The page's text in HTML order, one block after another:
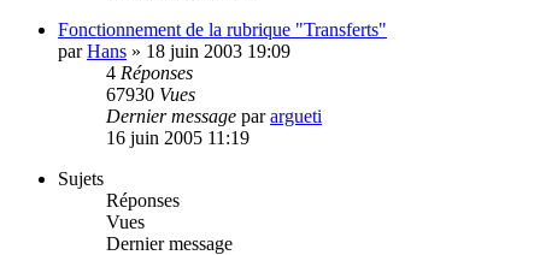
Fonctionnement de la rubrique "Transferts"
parHans » 18 juin 2003 19:09
4 Réponses
67930 Vues
Dernier message parargueti
16 juin 2005 11:19
Sujets
Réponses
Vues
Dernier message